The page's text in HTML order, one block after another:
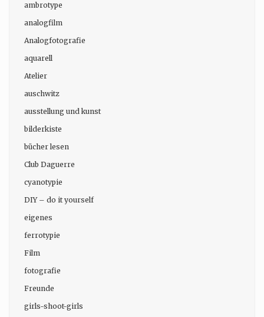
ambrotype
analogfilm
Analogfotografie
aquarell
Atelier
auschwitz
ausstellung und kunst
bilderkiste
bücher lesen
Club Daguerre
cyanotypie
DIY – do it yourself
eigenes
ferrotypie
Film
fotografie
Freunde
girls-shoot-girls